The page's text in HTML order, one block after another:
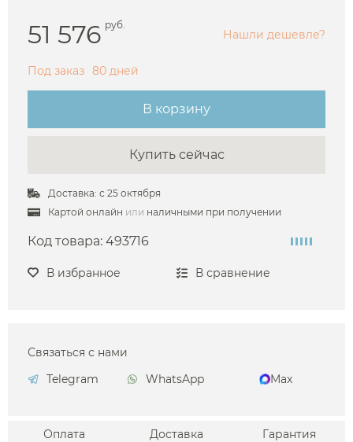
51 576 руб.
Нашли дешевле?
Под заказ 80 дней
В корзину
Купить сейчас
Доставка: с 25 октября
Картой онлайн или наличными при получении
Код товара: 493716
В избранное В сравнение
Связаться с нами
Telegram
WhatsApp Max
Оплата Доставка Гарантия